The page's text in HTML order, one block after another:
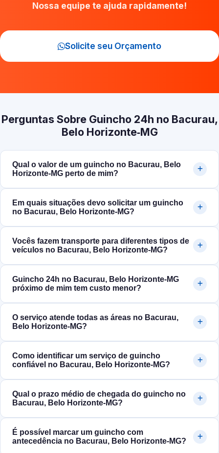
Nossa equipe te ajuda rapidamente!
Solicite seu Orçamento
Perguntas Sobre Guincho 24h no Bacurau,
Belo Horizonte‑MG
Qual o valor de um guincho no Bacurau, Belo
Horizonte‑MG perto de mim?
Em quais situações devo solicitar um guincho
no Bacurau, Belo Horizonte‑MG?
Vocês fazem transporte para diferentes tipos de
veículos no Bacurau, Belo Horizonte‑MG?
Guincho 24h no Bacurau, Belo Horizonte‑MG
próximo de mim tem custo menor?
O serviço atende todas as áreas no Bacurau,
Belo Horizonte‑MG?
Como identificar um serviço de guincho
confiável no Bacurau, Belo Horizonte‑MG?
Qual o prazo médio de chegada do guincho no
Bacurau, Belo Horizonte‑MG?
É possível marcar um guincho com
antecedência no Bacurau, Belo Horizonte‑MG?